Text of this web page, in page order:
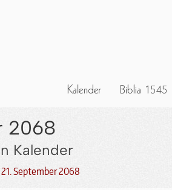
2068
Kalender
September 2068